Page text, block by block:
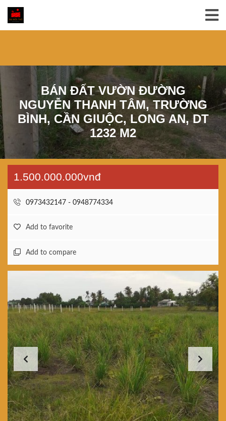
BÁN ĐẤT VƯỜN ĐƯỜNG
NGUYỄN THANH TÂM, TRƯỜNG
BÌNH, CẦN GIUỘC, LONG AN, DT
1232 M2
1.500.000.000vnđ
0973432147 - 0948774334
Add to favorite
Add to compare